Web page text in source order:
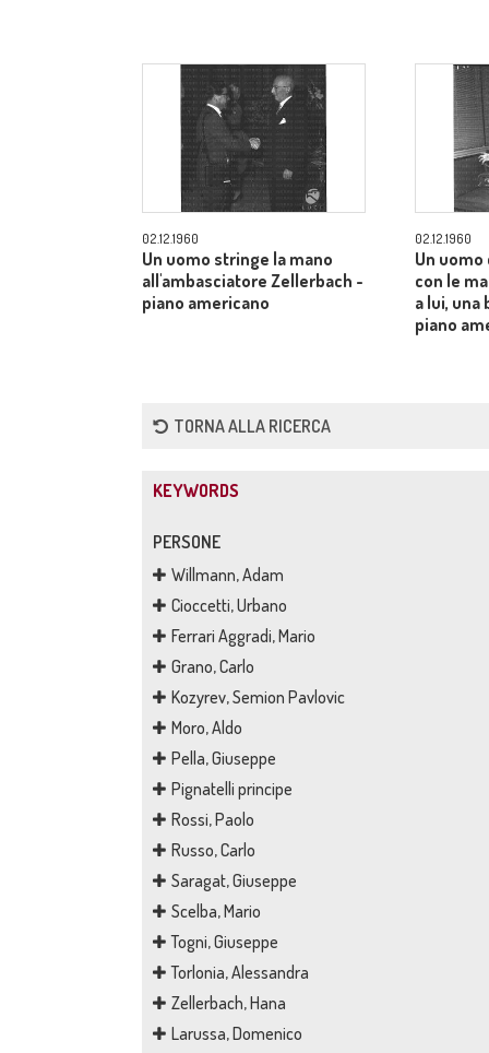
02.12.1960
Un uomo stringe la mano
all'ambasciatore Zellerbach -
piano americano
02.12.1960
Un
con le
a lui, una
piano
TORNA ALLA RICERCA
KEYWORDS
PERSONE
Willmann, Adam
Cioccetti, Urbano
Ferrari Aggradi, Mario
Grano, Carlo
Kozyrev, Semion Pavlovic
Moro, Aldo
Pella, Giuseppe
Pignatelli principe
Rossi, Paolo
Russo, Carlo
Saragat, Giuseppe
Scelba, Mario
Togni, Giuseppe
Torlonia, Alessandra
Zellerbach, Hana
Larussa, Domenico